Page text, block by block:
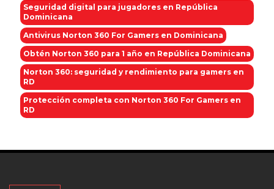
Seguridad digital para jugadores en República
Dominicana
Antivirus Norton 360 For Gamers en Dominicana
Obtén Norton 360 para 1 año en República Dominicana
Norton 360: seguridad y rendimiento para gamers en
RD
Protección completa con Norton 360 For Gamers en
RD